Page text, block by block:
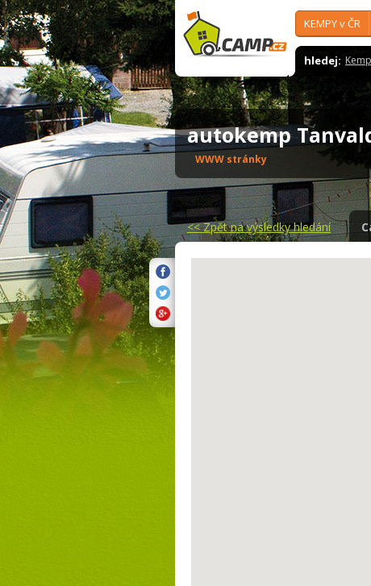
KEMPY v ČR
hledej:
autokemp
WWW stránky
<<Zpět na výsledky hledání